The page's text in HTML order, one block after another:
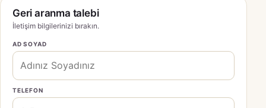
Geri aranma talebi
İletişim bilgilerinizi bırakın.
AD SOYAD
TELEFON